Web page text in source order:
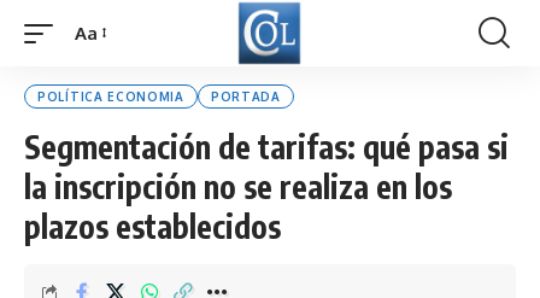
Font
Aa
POLÍTICA ECONOMIA PORTADA
Segmentación de tarifas: qué pasa si
la inscripción no se realiza en los
plazos establecidos